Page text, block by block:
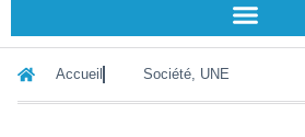
Accueil Société, UNE